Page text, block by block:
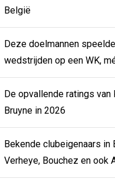
België
Deze doelmannen
wedstrijden op een WK,
De opvallende ratings van
Bruyne in 2026
Bekende clubeigenaars in
Verheye, Bouchez en ook